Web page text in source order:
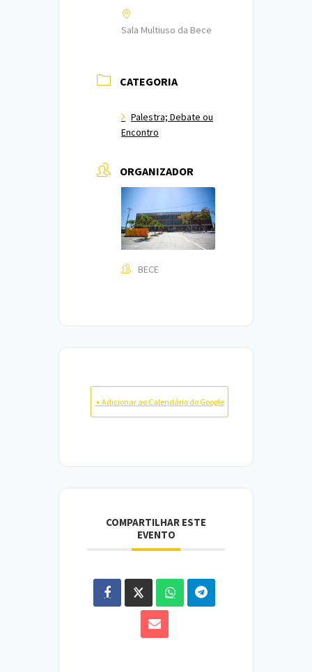
Sala Multiuso da Bece
CATEGORIA
Palestra; Debate ou
Encontro
ORGANIZADOR
BECE
+ Adicionar ao Calendário do Google
COMPARTILHAR ESTE
EVENTO